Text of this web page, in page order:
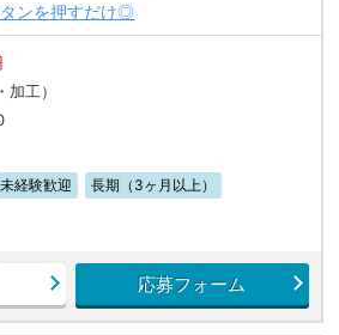
ンを押すだけ◎
工）
未経験歓迎
長期（3ヶ月以上）
応募フォーム